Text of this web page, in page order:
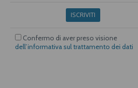
ISCRIVITI
Confermo di aver preso visione
dell’informativa sul trattamento dei dati